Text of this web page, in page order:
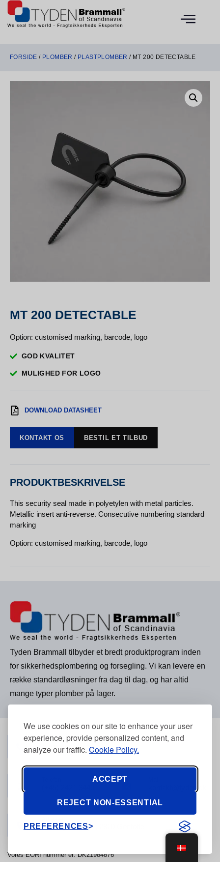
We use cookies on our site to enhance your user
experience, provide personalized content, and
analyze our traffic. Cookie Policy.
ACCEPT
REJECT NON-ESSENTIAL
PREFERENCES
FORSIDE / PLOMBER / PLASTPLOMBER / MT 200 DETECTABLE
MT 200 DETECTABLE
Option: customised marking, barcode, logo
GOD KVALITET
MULIGHED FOR LOGO
DOWNLOAD DATASHEET
KONTAKT OS BESTIL ET TILBUD
PRODUKTBESKRIVELSE
This security seal made in polyetylen with metal particles.
Metallic insert anti-reverse. Consecutive numbering standard
marking
Option: customised marking, barcode, logo
Tyden Brammall tilbyder et bredt produktprogram inden
for sikkerhedsplombering og forsegling. Vi kan levere en
række standardløsninger fra dag til dag, og har altid
mange typer plomber på lager.
Telefon
(+45) 3968 2634
kontakt@tyden.dk
Stolpegårdsvej 7, 2820 Gentofte
Vores EORI nummer er: DK21984876